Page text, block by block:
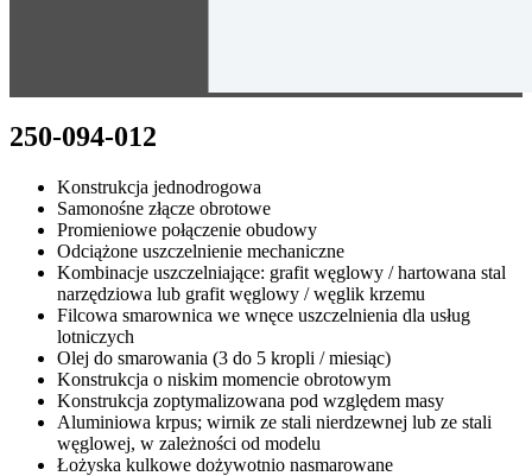
250-094-012
Konstrukcja jednodrogowa
Samonośne złącze obrotowe
Promieniowe połączenie obudowy
Odciążone uszczelnienie mechaniczne
Kombinacje uszczelniające: grafit węglowy / hartowana stal
narzędziowa lub grafit węglowy / węglik krzemu
Filcowa smarownica we wnęce uszczelnienia dla usług
lotniczych
Olej do smarowania (3 do 5 kropli / miesiąc)
Konstrukcja o niskim momencie obrotowym
Konstrukcja zoptymalizowana pod względem masy
Aluminiowa krpus; wirnik ze stali nierdzewnej lub ze stali
węglowej, w zależności od modelu
Łożyska kulkowe dożywotnio nasmarowane